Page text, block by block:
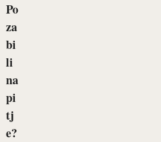
Po
za
bi
li
na
pi
tj
e?